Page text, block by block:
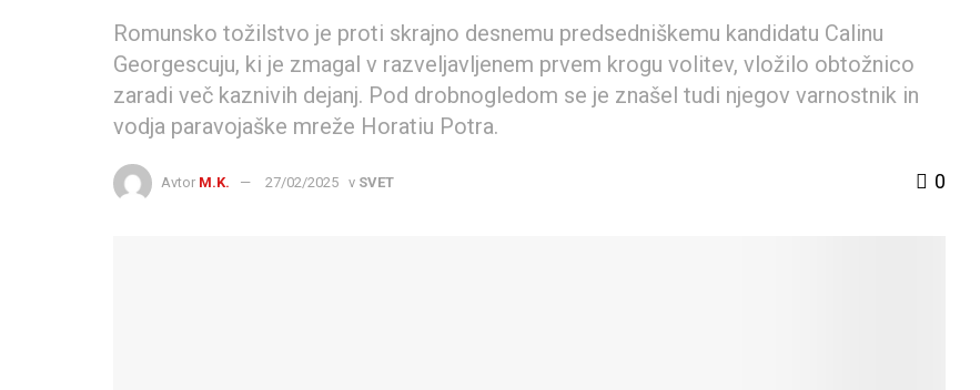
Romunsko tožilstvo je proti skrajno desnemu predsedniškemu kandidatu Calinu
Georgescuju, ki je zmagal v razveljavljenem prvem krogu volitev, vložilo obtožnico
zaradi več kaznivih dejanj. Pod drobnogledom se je znašel tudi njegov varnostnik in
vodja paravojaške mreže Horatiu Potra.
Avtor M.K. 27/02/2025 v SVET 0